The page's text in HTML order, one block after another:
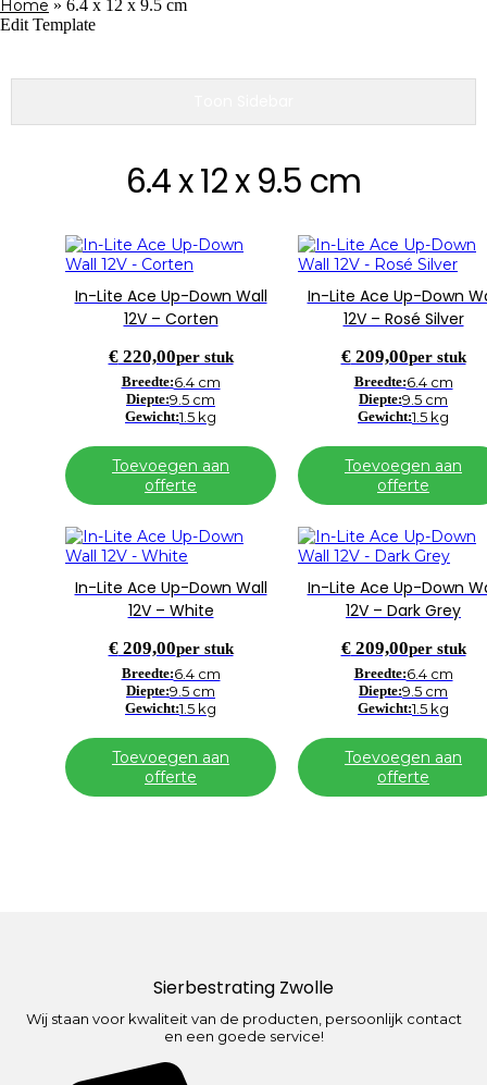
Home » 6.4 x 12 x 9.5 cm
Edit Template
6.4 x 12 x 9.5 cm
In-Lite Ace Up-Down Wall
12V – Corten
€220,00per stuk
Breedte:6.4 cm
Diepte:9.5 cm
Gewicht:1.5 kg
Toevoegen aan
offerte
In-Lite Ace Up-Down
12V – Rosé Silver
€209,00per stuk
Breedte:6.4 cm
Diepte:9.5 cm
Gewicht:1.5 kg
Toevoegen aan
offerte
In-Lite Ace Up-Down Wall
12V – White
€209,00per stuk
Breedte:6.4 cm
Diepte:9.5 cm
Gewicht:1.5 kg
Toevoegen aan
offerte
In-Lite Ace Up-Down
12V – Dark Grey
€209,00per stuk
Breedte:6.4 cm
Diepte:9.5 cm
Gewicht:1.5 kg
Toevoegen aan
offerte
Sierbestrating Zwolle
Wij staan voor kwaliteit van de producten, persoonlijk contact
en een goede service!